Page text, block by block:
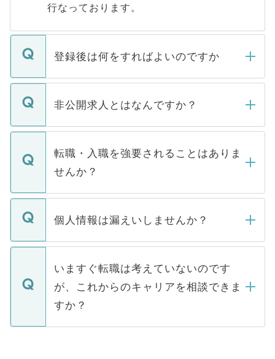
行なっております。
登録後は何をすればよいのですか
ご登録いただきましたら、弊社担当者がご
登録内容を確認し、その後メールもしくは
ます。通常、5営業日以内にはご連絡をせて
いただきますので、しばらくお待ちくださ
非公開求人とはなんですか？
マイナビDOCTORで取り扱っている求人の
うち約3割は、Webサイトからご覧いただ
けない「非公開求人」です。非公開求人は
下記の理由によって、一般には公開してい
ません。
■応募殺到を避けるため 人気のある医療機
関を公にしてしまうと、応募が殺到する場
に、医療機関が求める条件に合った人材の
みを人材紹介会社に依頼するケースが増え
ています。
転職・入職を強要されることはありま
せんか？
転職・入職を強要することは一切ありませ
ん。また、仮に応募先から内定をいただい
定を承諾する必要はありません。内定先へ
の辞退の連絡はキャリアパートナーが行い
個人情報は漏えいしませんか？
個人情報が漏えいすることはありませんの
で、ご安心ください。当サイトからの登録
などで収集したご登録者様の個人情報は、
ご本人のキャリアアップおよび転職活動の
支援を目的に使用いたします。お預かりし
ているすべての個人データはご本人の許可
いますぐ転職は考えていないのです
が、これからのキャリアを相談できま
すか？